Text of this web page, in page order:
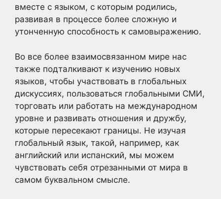
вместе с языком, с которым родились,
развивая в процессе более сложную и
утонченную способность к самовыражению.
Во все более взаимосвязанном мире нас
также подталкивают к изучению новых
языков, чтобы участвовать в глобальных
дискуссиях, пользоваться глобальными СМИ,
торговать или работать на международном
уровне и развивать отношения и дружбу,
которые пересекают границы. Не изучая
глобальный язык, такой, например, как
английский или испанский, мы можем
чувствовать себя отрезанными от мира в
самом буквальном смысле.